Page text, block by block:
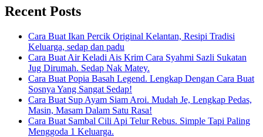
Recent Posts
Cara Buat Ikan Percik Original Kelantan, Resipi Tradisi
Keluarga, sedap dan padu
Cara Buat Air Keladi Ais Krim Cara Syahmi Sazli Sukatan
Jug Dirumah. Sedap Nak Matey.
Cara Buat Popia Basah Legend. Lengkap Dengan Cara Buat
Sosnya Yang Sangat Sedap!
Cara Buat Sup Ayam Siam Aroi. Mudah Je, Lengkap Pedas,
Masin, Masam Dalam Satu Rasa!
Cara Buat Sambal Cili Api Telur Rebus. Simple Tapi Paling
Menggoda 1 Keluarga.